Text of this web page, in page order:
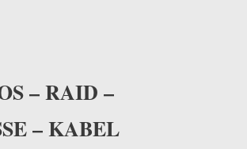
– RAID –
– KABEL